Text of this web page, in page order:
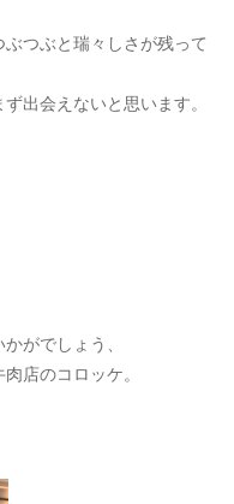
つぶと瑞々しさが残って
出会えないと思います。
がでしょう、
店のコロッケ。